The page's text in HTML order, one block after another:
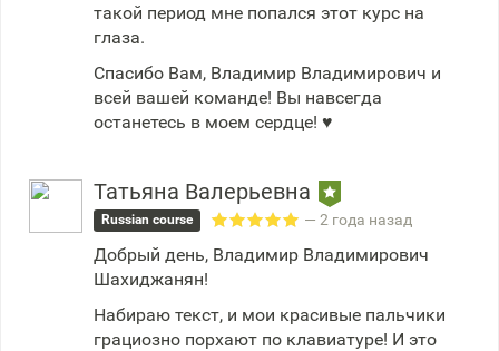
такой период мне попался этот курс на
глаза.
Спасибо Вам, Владимир Владимирович и
всей вашей команде! Вы навсегда
останетесь в моем сердце! ♥️
Татьяна Валерьевна
Russian course — 2 года назад
Добрый день, Владимир Владимирович
Шахиджанян!
Набираю текст, и мои красивые пальчики
грациозно порхают по клавиатуре! И это